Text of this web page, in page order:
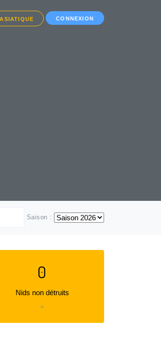
CONNEXION
Saison :
0
Nids non détruits
=